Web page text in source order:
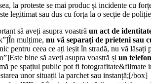
la proteste se mai produc și incidente cu
legitimat sau dus cu forța la o secție de
să aveți asupra voastră un act de
mulțime, nu vă separați de prieteni sau
pentru ceea ce ați ieșit în stradă, nu vă
bine să aveți asupra voastră și un
pe spațiul public pot fi fotografitate&filmate
unor situații la parchet sau instanță;[/box]